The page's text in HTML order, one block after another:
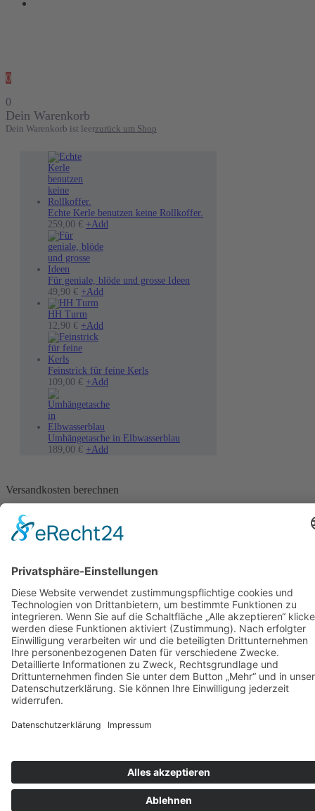
0
0
Dein Warenkorb
Dein Warenkorb ist leerzurück um Shop
Echte Kerle benutzen keine Rollkoffer.
259,00 € +Add
auf.
werden
Für geniale, blöde und grosse Ideen
49,90 € +Add
Optionen
können
der
gewählt
werden
HH Turm
12,90 € +Add
Feinstrick für feine Kerls
109,00 € +Add
weist
auf.
der
Produktseite
werden
Umhängetasche in Elbwasserblau
189,00 € +Add
Versandkosten berechnen